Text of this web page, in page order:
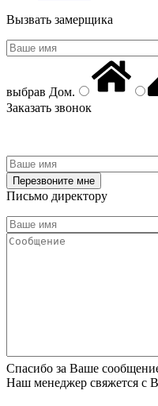
Вызвать замерщика
выбрав Дом.
Заказать звонок
Письмо директору
Спасибо за Ваше
Наш менеджер свяжется с